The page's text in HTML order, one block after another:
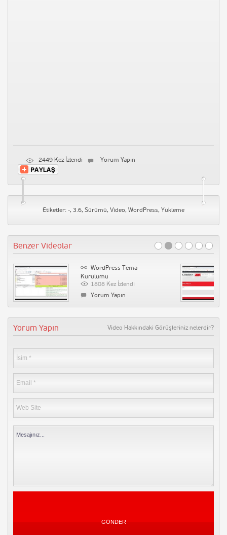
2449 Kez İzlendi Yorum Yapın
Etiketler: -, 3.6, Sürümü, Video, WordPress, Yükleme
Benzer Videolar
WordPress Tema
Kurulumu
1808 Kez İzlendi
Yorum Yapın
Yorum Yapın Video Hakkındaki Görüşleriniz nelerdir?
Yorum Yapın
3972 Kez İzlendi